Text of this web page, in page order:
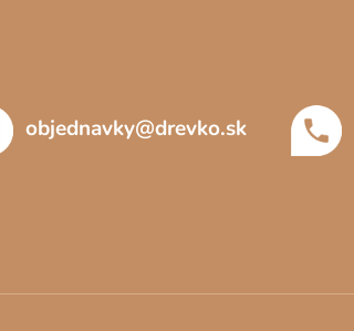
objednavky@drevko.sk